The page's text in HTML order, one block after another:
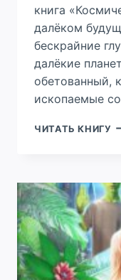
книга
далёком
бескрайние
далёкие
обетованный,
ископаемые
ЧИТАТЬ КНИГУ